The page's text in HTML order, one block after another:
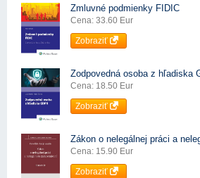
Zmluvné podmienky FIDIC
Cena: 33.60 Eur
Zobraziť
Zodpovedná osoba z hľadiska
Cena: 18.50 Eur
Zobraziť
Zákon o nelegálnej práci a
Cena: 15.90 Eur
Zobraziť